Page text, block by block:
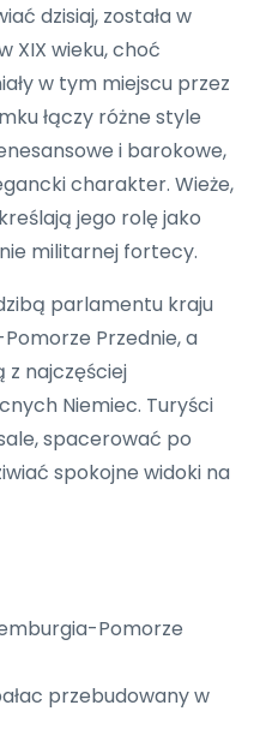
dzisiaj, została w
XIX wieku, choć
w tym miejscu przez
łączy różne style
i barokowe,
charakter. Wieże,
jego rolę jako
militarnej fortecy.
parlamentu kraju
Przednie, a
z najczęściej
Niemiec. Turyści
spacerować po
spokojne widoki na
Pomorze
przebudowany w